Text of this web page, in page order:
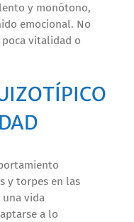
y monótono,
emocional. No
vitalidad o
y torpes en las
una vida
a lo